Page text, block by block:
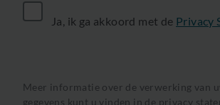
Ja, ik ga akkoord met de Privacy
Meer informatie over de verwerking van
gegevens kunt u vinden in de privacy